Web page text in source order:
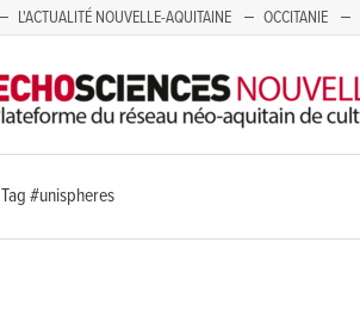
L'ACTUALITÉ NOUVELLE-AQUITAINE OCCITANIE
Tag #unispheres